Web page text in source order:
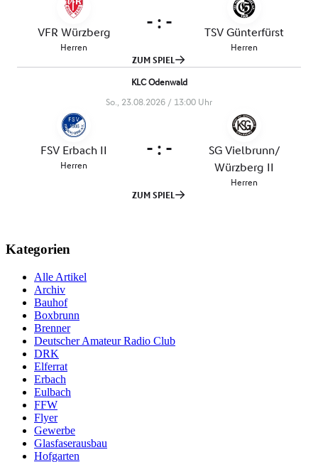
Kategorien
Alle Artikel
Archiv
Bauhof
Boxbrunn
Brenner
Deutscher Amateur Radio Club
DRK
Elferrat
Erbach
Eulbach
FFW
Flyer
Gewerbe
Glasfaserausbau
Hofgarten